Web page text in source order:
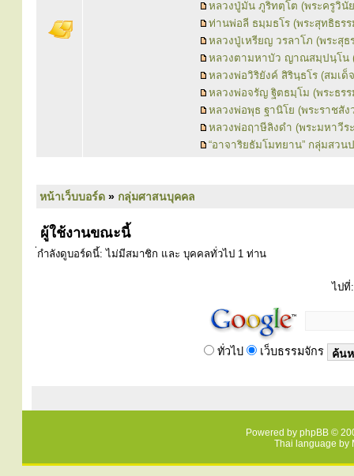
หลวงปู่มั่น ภูริทตฺโต (พระครูวินั
ท่านพ่อลี ธมฺมธโร (พระสุทธิธร
หลวงปู่เหรียญ วรลาโภ (พระสุ
หลวงตามหาบัว ญาณสมฺปนฺโน
หลวงพ่อวิริยังค์ สิรินฺธโร (สมเ
หลวงพ่อจรัญ ฐิตธมฺโม (พระธร
หลวงพ่อพุธ ฐานิโย (พระราชสั
หลวงพ่อฤาษีลิงดำ (พระมหาวีร
“อาจาริยธัมโมทยาน” กลุ่มสว
หน้าเว็บบอร์ด » กลุ่มศาสนบุคคล
ผู้ใช้งานขณะนี้
่กำลังดูบอร์ดนี้: ไม่มีสมาชิก และ บุคคลทั่วไป 1 ท่าน
ไปที่:
ทั่วไป เว็บธรรมจักร
Powered by phpBB ©
Thai language by